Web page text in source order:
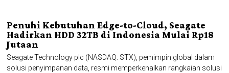
Penuhi Kebutuhan Edge-to-Cloud, Seagate
Hadirkan HDD 32TB di Indonesia Mulai Rp18
Jutaan
Seagate Technology plc (NASDAQ: STX), pemimpin global dalam
solusi penyimpanan data, resmi memperkenalkan rangkaian solusi